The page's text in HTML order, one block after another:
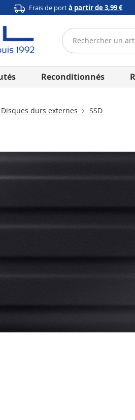
Frais de portà partir de 3,99 €
Reconditionnés
Disques durs externes SSD